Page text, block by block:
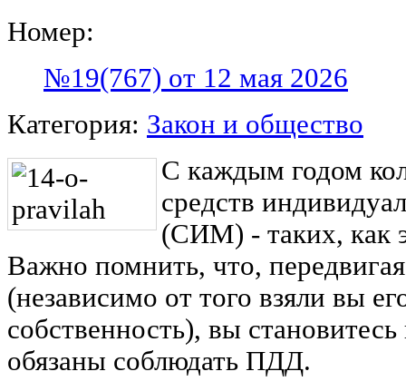
Номер:
№19(767) от 12 мая 2026
Категория: Закон и общество
С каждым годом
средств
(СИМ) - таких, как
Важно помнить, что,
(независимо от того взяли вы
собственность), вы
обязаны соблюдать ПДД.